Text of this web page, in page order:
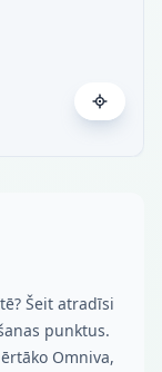
Šeit atradīsi
punktus.
Omniva,